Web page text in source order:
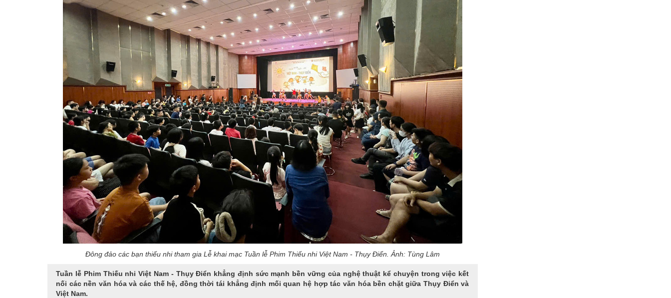
Đông đảo các bạn thiếu nhi tham gia Lễ khai mạc Tuần lễ Phim Thiếu nhi Việt Nam - Thụy Điển. Ảnh: Tùng Lâm
Tuần lễ Phim Thiếu nhi Việt Nam - Thụy Điển khẳng định sức mạnh bền vững của nghệ thuật kể chuyện trong việc kết
nối các nền văn hóa và các thế hệ, đồng thời tái khẳng định mối quan hệ hợp tác văn hóa bền chặt giữa Thụy Điển và
Việt Nam.